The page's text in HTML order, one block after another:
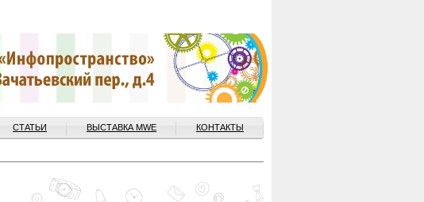
СТАТЬИ ВЫСТАВКА MWE КОНТАКТЫ